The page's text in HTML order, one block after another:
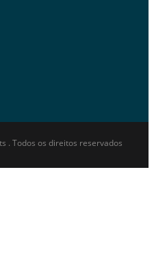
. Todos os direitos reservados